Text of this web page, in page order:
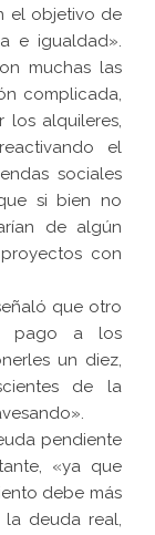
el objetivo de
e igualdad».
muchas las
complicada,
los alquileres,
el
sociales
si bien no
de algún
con
que otro
pago a los
un diez,
de la
pendiente
«ya que
debe más
deuda real,